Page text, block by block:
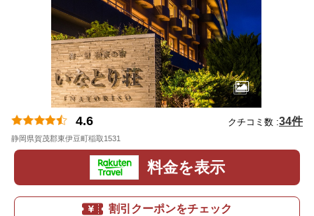
4.6 クチコミ数 :34件
静岡県賀茂郡東伊豆町稲取1531
料金を表示
割引クーポンをチェック